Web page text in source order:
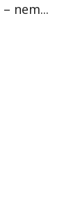
nem...